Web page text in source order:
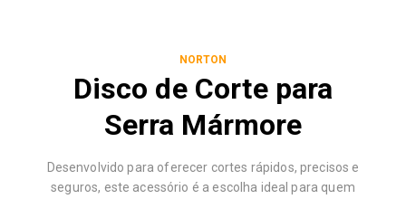
NORTON
Disco de Corte para
Serra Mármore
Desenvolvido para oferecer cortes rápidos, precisos e
seguros, este acessório é a escolha ideal para quem